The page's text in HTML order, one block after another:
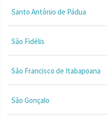
Santo Antônio de Pádua
São Fidélis
São Francisco de Itabapoana
São Gonçalo